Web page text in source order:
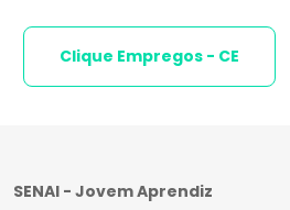
Clique Empregos - CE
SENAI - Jovem Aprendiz